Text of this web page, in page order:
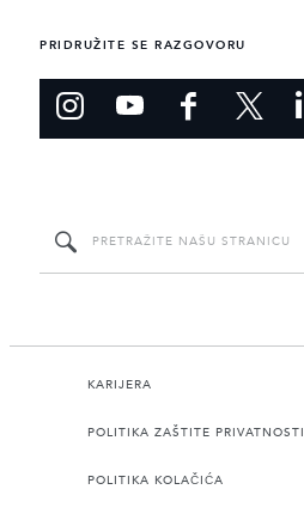
PRIDRUŽITE SE RAZGOVORU
KARIJERA
POLITIKA ZAŠTITE PRIVATNOSTI
POLITIKA KOLAČIĆA